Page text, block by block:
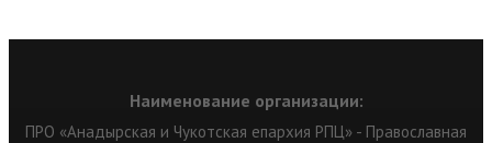
Наименование организации:
ПРО «Анадырская и Чукотская епархия РПЦ» - Православная